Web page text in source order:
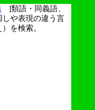
]類語・同義語、
しや表現の違う言
を検索。